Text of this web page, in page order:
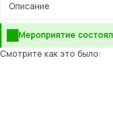
Описание
Мероприятие
Смотрите как это было: